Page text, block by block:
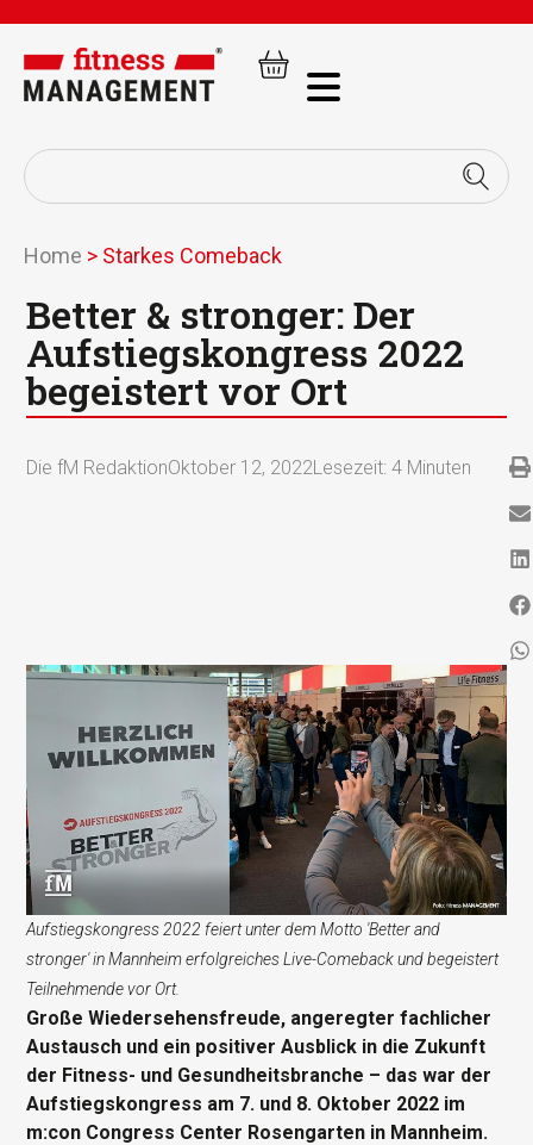
Home > Starkes Comeback
Better & stronger: Der
Aufstiegskongress 2022
begeistert vor Ort
Die fM RedaktionOktober 12, 2022Lesezeit: 4 Minuten
Aufstiegskongress 2022 feiert unter dem Motto 'Better and
stronger' in Mannheim erfolgreiches Live-Comeback und begeistert
Teilnehmende vor Ort.
Große Wiedersehensfreude, angeregter fachlicher
Austausch und ein positiver Ausblick in die Zukunft
der Fitness- und Gesundheitsbranche – das war der
Aufstiegskongress am 7. und 8. Oktober 2022 im
m:con Congress Center Rosengarten in Mannheim.